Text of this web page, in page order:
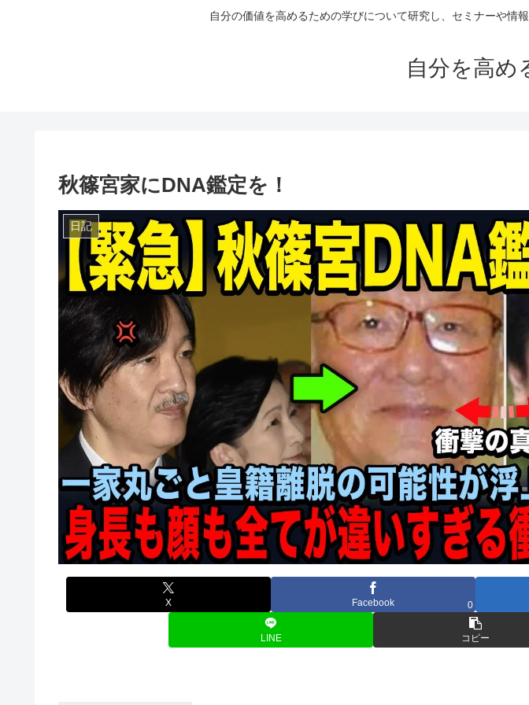
自分の価値を高めるための学びについて研究し、セミナーや情
自分を高め
秋篠宮家にDNA鑑定を！
日記
X Facebook 0
LINE コピー